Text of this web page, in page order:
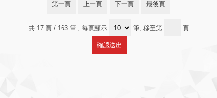
第一頁 上一頁 下一頁 最後頁
共 17 頁 / 163 筆 , 每頁顯示 筆, 移至第 頁